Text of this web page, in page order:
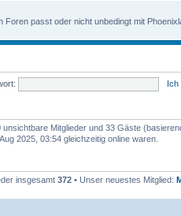
passt oder nicht unbedingt mit
Ich
Mitglieder und 33 Gäste
2025, 03:54 gleichzeitig online waren.
insgesamt 372 • Unser neuestes Mitglied: